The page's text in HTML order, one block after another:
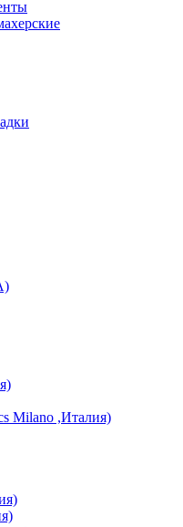
Milano ,Италия)